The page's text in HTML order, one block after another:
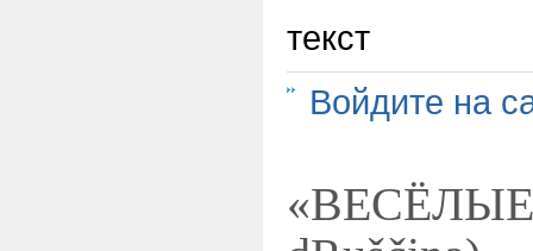
текст
Войдите на
«ВЕСЁЛЫЕ